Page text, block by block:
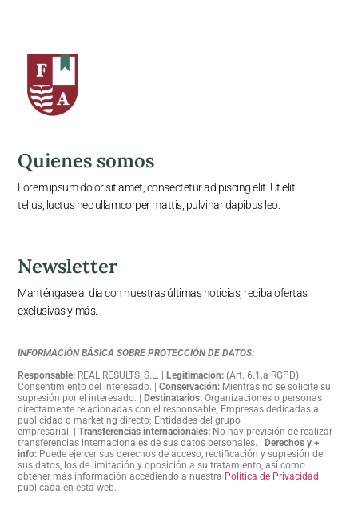
Quienes somos
Lorem ipsum dolor sit amet, consectetur adipiscing elit. Ut elit
tellus, luctus nec ullamcorper mattis, pulvinar dapibus leo.
Newsletter
Manténgase al día con nuestras últimas noticias, reciba ofertas
exclusivas y más.
INFORMACIÓN BÁSICA SOBRE PROTECCIÓN DE DATOS:
Responsable: REAL RESULTS, S.L. | Legitimación: (Art. 6.1.a RGPD)
Consentimiento del interesado. |Conservación: Mientras no se solicite su
supresión por el interesado. | Destinatarios: Organizaciones o personas
directamente relacionadas con el responsable; Empresas dedicadas a
publicidad o marketing directo; Entidades del grupo
empresarial. |Transferencias internacionales: No hay previsión de realizar
transferencias internacionales de sus datos personales.
Derechos y +
info: Puede ejercer sus derechos de acceso, rectificación y supresión de
sus datos, los de limitación y oposición a su tratamiento, así como
obtener más información accediendo a nuestra Política de Privacidad
publicada en esta web.